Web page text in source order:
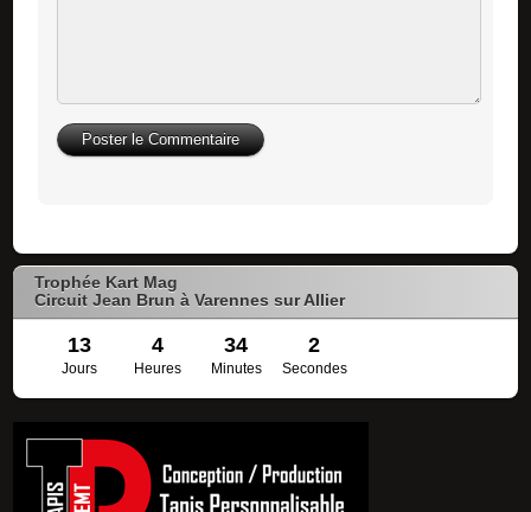
Trophée Kart Mag
Circuit Jean Brun à Varennes sur Allier
13 4 34 2
Jours Heures Minutes Secondes